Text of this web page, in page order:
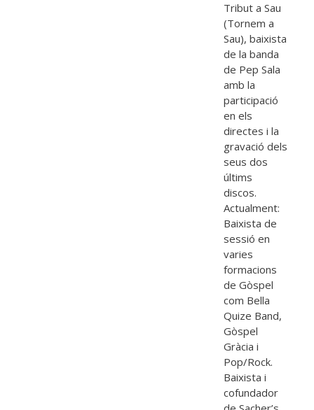
Tribut a Sau
(Tornem a
Sau), baixista
de la banda
de Pep Sala
amb la
participació
en els
directes i la
gravació dels
seus dos
últims
discos.
Actualment:
Baixista de
sessió en
varies
formacions
de Gòspel
com Bella
Quize Band,
Gòspel
Gràcia i
Pop/Rock.
Baixista i
cofundador